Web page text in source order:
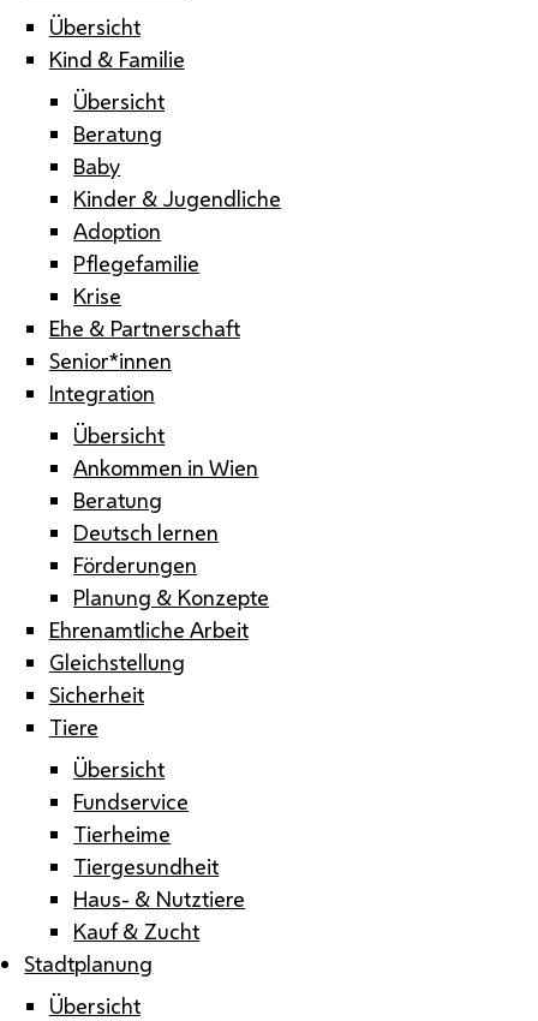
Übersicht
Kind & Familie
Übersicht
Beratung
Baby
Kinder & Jugendliche
Adoption
Pflegefamilie
Krise
Ehe & Partnerschaft
Senior*innen
Integration
Übersicht
Ankommen in Wien
Beratung
Deutsch lernen
Förderungen
Planung & Konzepte
Ehrenamtliche Arbeit
Gleichstellung
Sicherheit
Tiere
Übersicht
Fundservice
Tierheime
Tiergesundheit
Haus- & Nutztiere
Kauf & Zucht
Stadtplanung
Übersicht